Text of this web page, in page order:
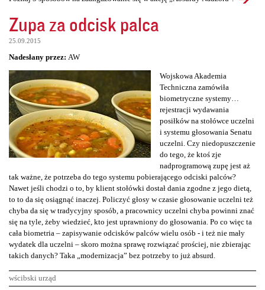
Zupa za odcisk palca
25.09.2015
Nadesłany przez: AW
Wojskowa Akademia
Techniczna zamówiła
biometryczne systemy…
rejestracji wydawania
posiłków na stołówce uczelni
i systemu głosowania Senatu
uczelni. Czy niedopuszczenie
do tego, że ktoś zje
nadprogramową zupę jest aż
tak ważne, że potrzeba do tego systemu pobierającego odciski palców?
Nawet jeśli chodzi o to, by klient stołówki dostał dania zgodne z jego dietą,
to to da się osiągnąć inaczej. Policzyć głosy w czasie głosowanie uczelni też
chyba da się w tradycyjny sposób, a pracownicy uczelni chyba powinni znać
się na tyle, żeby wiedzieć, kto jest uprawniony do głosowania. Po co więc ta
cała biometria – zapisywanie odcisków palców wielu osób - i też nie mały
wydatek dla uczelni – skoro można sprawę rozwiązać prościej, nie zbierając
takich danych? Taka „modernizacja” bez potrzeby to już absurd.
wścibski urząd